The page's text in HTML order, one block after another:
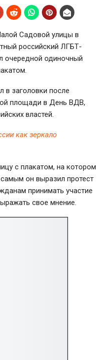
Садовой улицы в
российский ЛГБТ-
очередной одиночный
в заголовки после
площади в День ВДВ,
властей.
как зеркало
с плакатом, на котором
он выразил протест
принимать участие
свое мнение.